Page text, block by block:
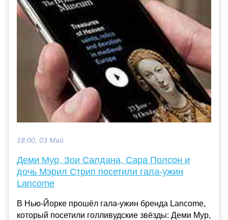
18:00, 03 Май
Деми Мур, Зои Салдана, Сара Полсон и
дочь Мэрил Стрип посетили гала-ужин
Lancome
В Нью-Йорке прошёл гала-ужин бренда Lancome,
который посетили голливудские звёзды: Деми Мур,